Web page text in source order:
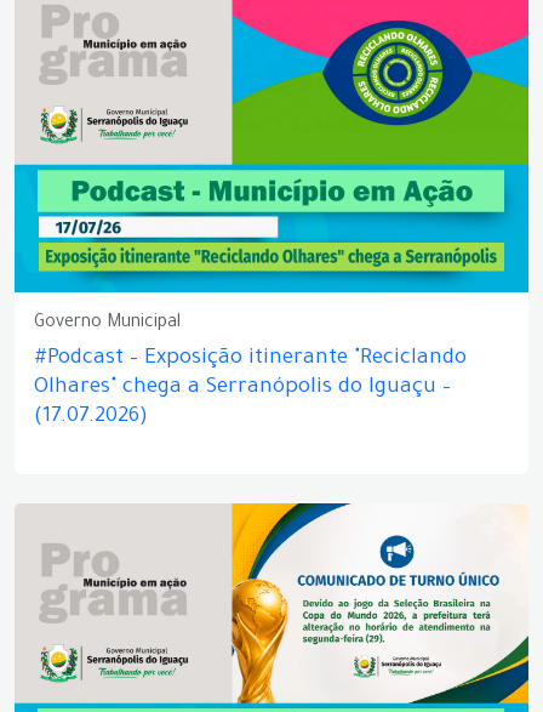
Governo Municipal
#Podcast – Exposição itinerante "Reciclando
Olhares" chega a Serranópolis do Iguaçu –
(17.07.2026)